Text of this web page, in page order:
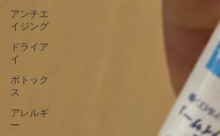
アンチエ
イジング
ドライア
イ
ボトック
ス
アレルギ
ー